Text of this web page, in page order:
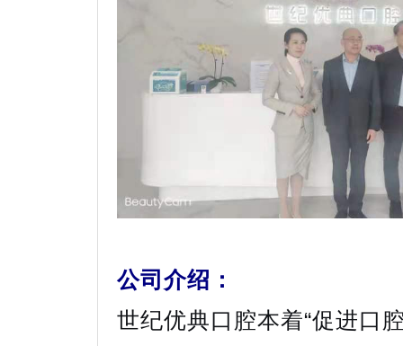
公司介绍：
世纪优典口腔本着“促进口